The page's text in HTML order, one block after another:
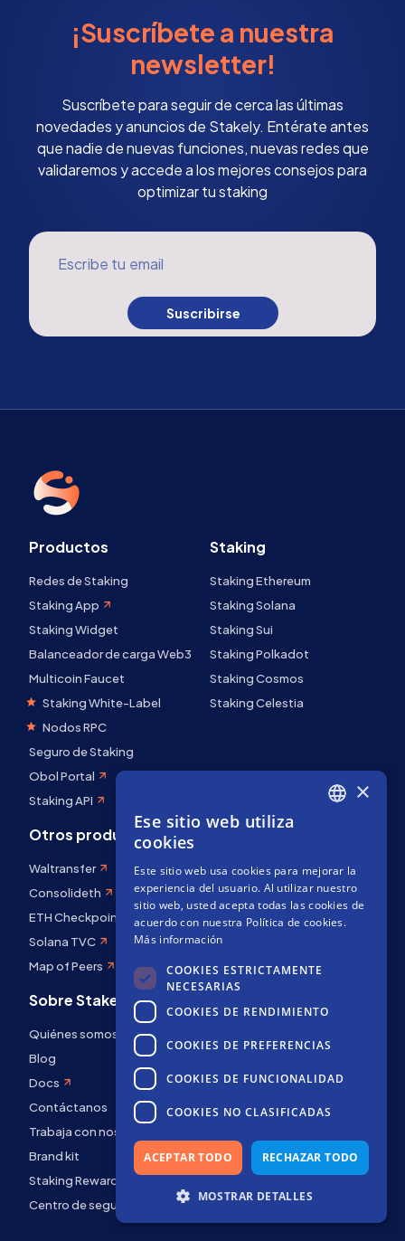
¡Suscríbete a nuestra
newsletter!
Suscríbete para seguir de cerca las últimas
novedades y anuncios de Stakely. Entérate antes
que nadie de nuevas funciones, nuevas redes que
validaremos y accede a los mejores consejos para
optimizar tu staking
Escribe tu email
Suscribirse
Productos
Redes de Staking
Staking App
Staking Widget
Balanceador de carga Web3
Multicoin Faucet
Staking White-Label
Nodos RPC
Seguro de Staking
Obol Portal
Staking API
Staking
Staking Ethereum
Staking Solana
Staking Sui
Staking Polkadot
Staking Cosmos
Staking Celestia
Otros productos
Waltransfer
Consolideth
ETH Checkpoint
Solana TVC
Map of Peers
Comunidad
X/Twitter
YouTube
Telegram
GitHub
Sobre Stakely
Quiénes somos
Blog
Docs
Contáctanos
Trabaja con nosotros
Brand kit
Staking Rewards
Centro de seguridad
FRENCH
×
Ese sitio web utiliza
cookies
Este sitio web usa cookies para mejorar la
experiencia del usuario. Al utilizar nuestro
sitio web, usted acepta todas las cookies de
acuerdo con nuestra Política de cookies.
Más información
COOKIES ESTRICTAMENTE
NECESARIAS
COOKIES DE RENDIMIENTO
COOKIES DE PREFERENCIAS
COOKIES DE FUNCIONALIDAD
COOKIES NO CLASIFICADAS
ACEPTAR TODO RECHAZAR TODO
MOSTRAR DETALLES